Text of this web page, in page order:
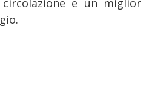
e un miglior